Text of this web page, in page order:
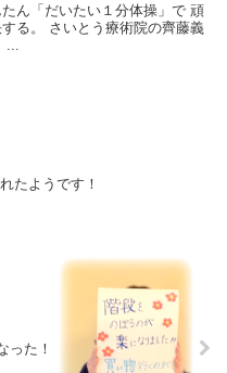
ん「だいたい１分体操」で 頑
る。 さいとう療術院の齊藤義
たようです！
った！